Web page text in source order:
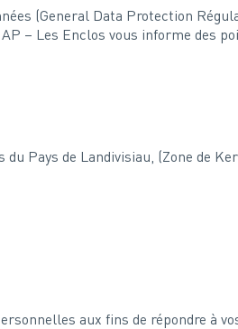
(General Data Protection
– Les Enclos vous informe des
Pays de Landivisiau, (Zone de
aux fins de répondre à